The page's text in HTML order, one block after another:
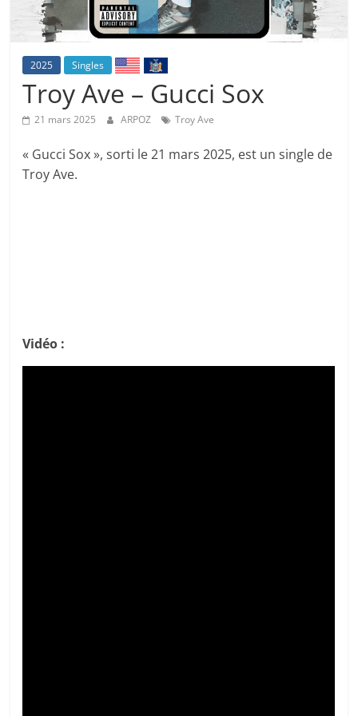
2025 Singles
Troy Ave – Gucci Sox
21 mars 2025 ARPOZ Troy Ave
« Gucci Sox », sorti le 21 mars 2025, est un single de
Troy Ave.
Vidéo :